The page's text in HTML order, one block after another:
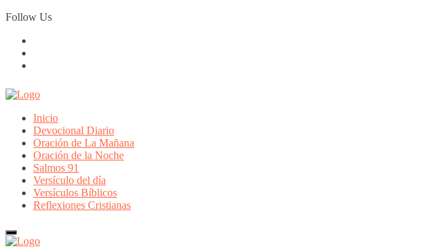
Skip
to
Follow Us
Inicio
Devocional Diario
Oración de La Mañana
Oración de la Noche
Salmos 91
Versículo del día
Versículos Bíblicos
Reflexiones Cristianas